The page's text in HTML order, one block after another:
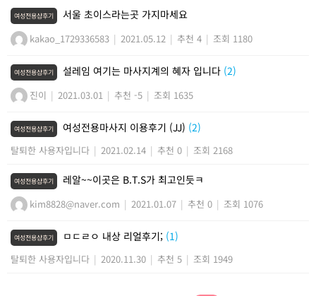
여성전용샵후기 서울 초이스라는곳 가지마세요
kakao_1729336583 | 2021.05.12 | 추천 4 | 조회 1180
여성전용샵후기 설레임 여기는 마사지계의 혜자 입니다 (2)
진이 | 2021.03.01 | 추천 -5 | 조회 1635
여성전용샵후기 여성전용마사지 이용후기 (JJ) (2)
탈퇴한 사용자입니다 | 2021.02.14 | 추천 0 | 조회 2168
여성전용샵후기 레알~~이곳은 B.T.S가 최고인듯ㅋ
kim8828@naver.com | 2021.01.07 | 추천 0 | 조회 1076
여성전용샵후기 ㅁㄷㄹㅇ 내상 리얼후기; (1)
탈퇴한 사용자입니다 | 2020.11.30 | 추천 5 | 조회 1949